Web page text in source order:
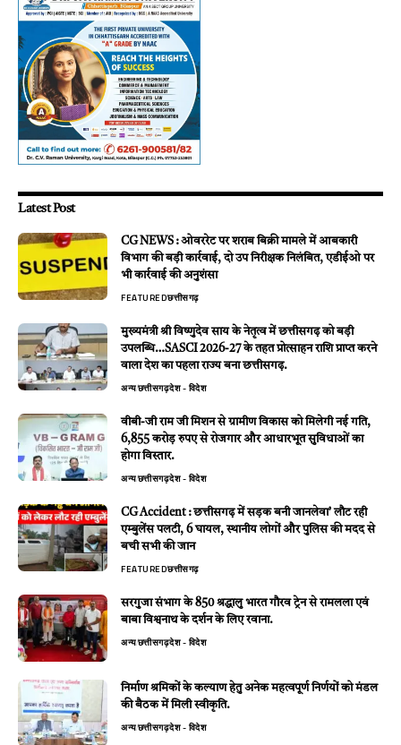
Latest Post
CG NEWS : ओवररेट पर शराब बिक्री मामले में आबकारी
विभाग की बड़ी कार्रवाई, दो उप निरीक्षक निलंबित, एडीईओ पर
भी कार्रवाई की अनुशंसा
FEATUREDछत्तीसगढ़
मुख्यमंत्री श्री विष्णुदेव साय के नेतृत्व में छत्तीसगढ़ को बड़ी
उपलब्धि…SASCI 2026-27 के तहत प्रोत्साहन राशि प्राप्त करने
वाला देश का पहला राज्य बना छत्तीसगढ़.
अन्यछत्तीसगढ़देश - विदेश
वीबी-जी राम जी मिशन से ग्रामीण विकास को मिलेगी नई गति,
6,855 करोड़ रुपए से रोजगार और आधारभूत सुविधाओं का
होगा विस्तार.
अन्यछत्तीसगढ़देश - विदेश
CG Accident : छत्तीसगढ़ में सड़क बनी जानलेवा’ लौट रही
एम्बुलेंस पलटी, 6 घायल, स्थानीय लोगों और पुलिस की मदद से
बची सभी की जान
FEATUREDछत्तीसगढ़
सरगुजा संभाग के 850 श्रद्धालु भारत गौरव ट्रेन से रामलला एवं
बाबा विश्वनाथ के दर्शन के लिए रवाना.
अन्यछत्तीसगढ़देश - विदेश
निर्माण श्रमिकों के कल्याण हेतु अनेक महत्वपूर्ण निर्णयों को मंडल
की बैठक में मिली स्वीकृति.
अन्यछत्तीसगढ़देश - विदेश